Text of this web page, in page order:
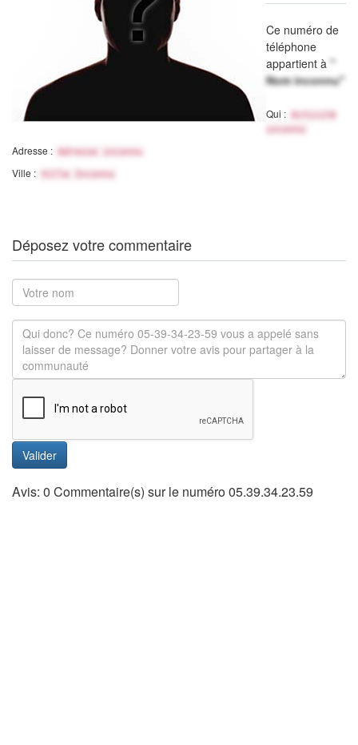
Ce numéro de
téléphone
appartient à "
Nom inconnu"
Qui :
Activité
inconnu
Adresse : Adresse inconnu
Ville : Ville Inconnu
Déposez votre commentaire
Valider
Avis: 0 Commentaire(s) sur le numéro 05.39.34.23.59